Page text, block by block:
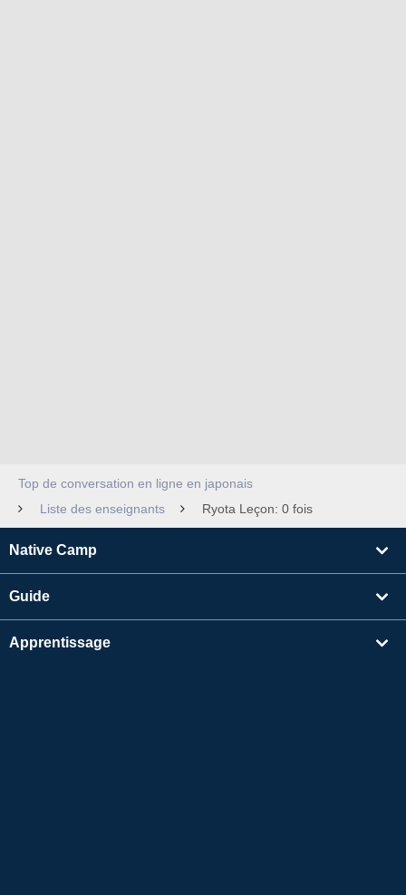
Top de conversation en ligne en japonais
Liste des enseignants
Ryota Leçon: 0 fois
Native Camp
Guide
Apprentissage